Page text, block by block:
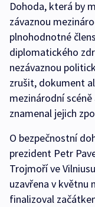
Dohoda, která by
závaznou
plnohodnotné
diplomatického
nezávaznou
zrušit, dokument
mezinárodní
znamenal jejich
O bezpečnostní
prezident Petr
Trojmoří ve
uzavřena v květnu
finalizoval